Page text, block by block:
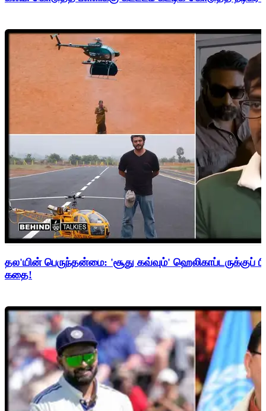
தல'யின் பெருந்தன்மை: 'சூது கவ்வும்' ஹெலிகாப்டருக்குப்
கதை!